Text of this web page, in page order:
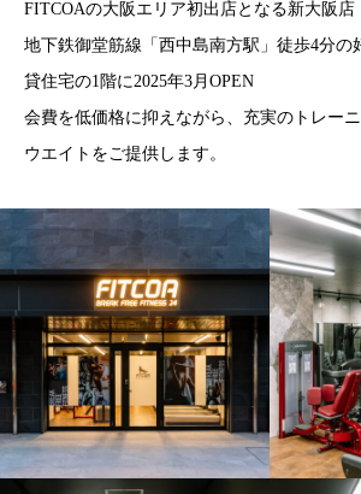
FITCOAの大阪エリア初出店となる新大阪店
地下鉄御堂筋線「西中島南方駅」徒歩4分の
貸住宅の1階に2025年3月OPEN
会費を低価格に抑えながら、充実のトレー
ウエイトをご提供します。